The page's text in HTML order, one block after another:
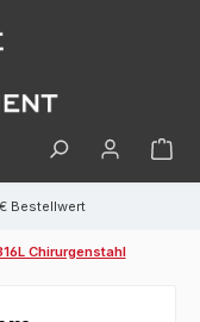
Bestellwert
Chirurgenstahl